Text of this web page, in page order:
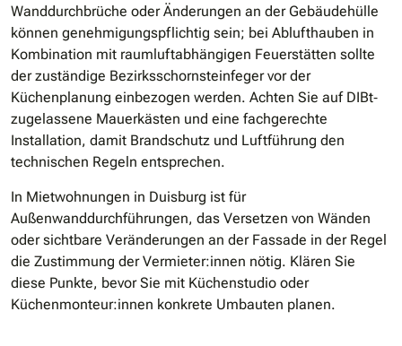
Wanddurchbrüche oder Änderungen an der Gebäudehülle
können genehmigungspflichtig sein; bei Ablufthauben in
Kombination mit raumluftabhängigen Feuerstätten sollte
der zuständige Bezirksschornsteinfeger vor der
Küchenplanung einbezogen werden. Achten Sie auf DIBt‐
zugelassene Mauerkästen und eine fachgerechte
Installation, damit Brandschutz und Luftführung den
technischen Regeln entsprechen.
In Mietwohnungen in Duisburg ist für
Außenwanddurchführungen, das Versetzen von Wänden
oder sichtbare Veränderungen an der Fassade in der Regel
die Zustimmung der Vermieter:innen nötig. Klären Sie
diese Punkte, bevor Sie mit Küchenstudio oder
Küchenmonteur:innen konkrete Umbauten planen.